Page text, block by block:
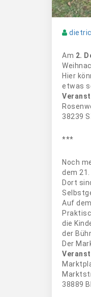
Am 2.
Hier
etwas
38239
***
Noch
dem
Dort
Auf
die
der
Der
38889